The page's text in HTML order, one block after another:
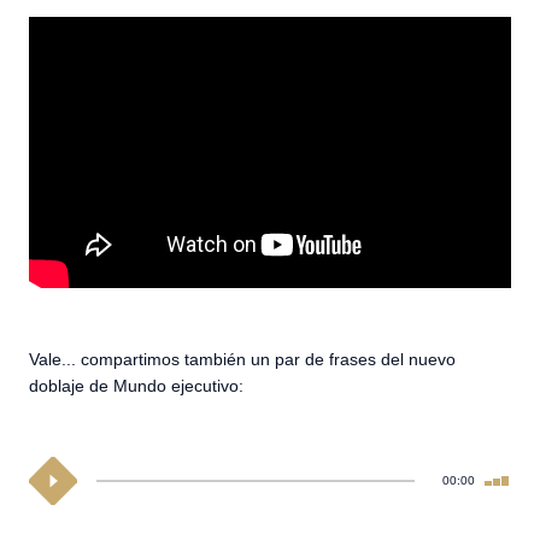
Vale... compartimos también un par de frases del nuevo
doblaje de Mundo ejecutivo:
00:00